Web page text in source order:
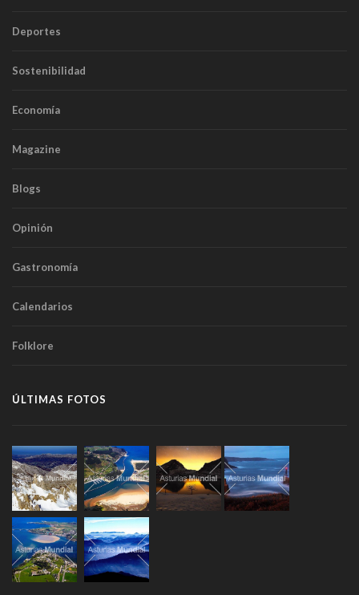
Deportes
Sostenibilidad
Economía
Magazine
Blogs
Opinión
Gastronomía
Calendarios
Folklore
ÚLTIMAS FOTOS